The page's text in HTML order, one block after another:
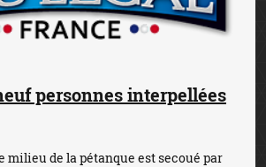
personnes interpellées
milieu de la pétanque est secoué par